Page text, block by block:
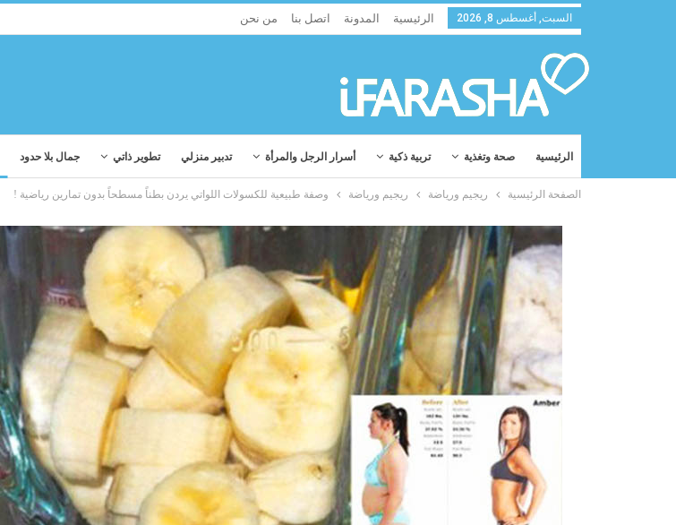
السبت, أغسطس 8, 2026 الرئيسية المدونة اتصل بنا من نحن
الرئيسية صحة وتغذية تربية ذكية أسرار الرجل والمرأة تدبير منزلي تطوير ذاتي جمال بلا حدود
الصفحة الرئيسية ريجيم ورياضة ريجيم ورياضة وصفة طبيعية للكسولات اللواتي يردن بطناً مسطحاً بدون تمارين رياضية !